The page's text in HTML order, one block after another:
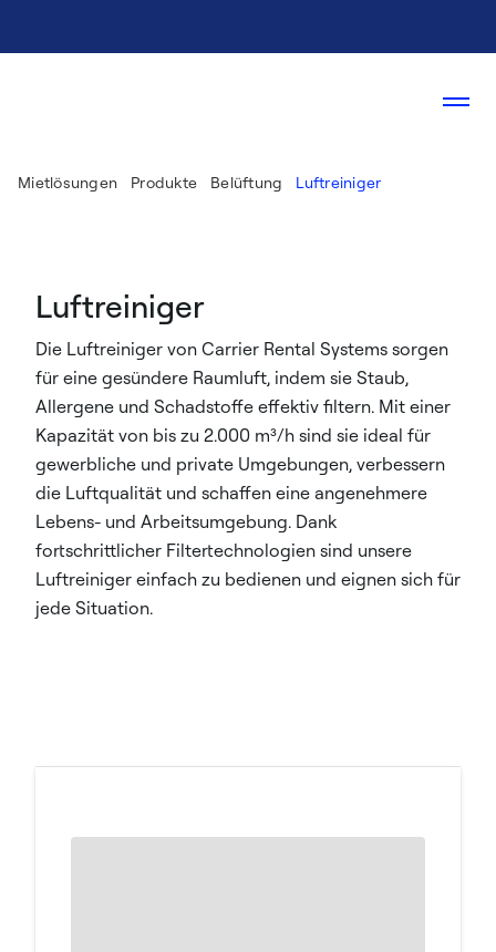
Mietlösungen Produkte Belüftung Luftreiniger
Luftreiniger
Die Luftreiniger von Carrier Rental Systems sorgen
für eine gesündere Raumluft, indem sie Staub,
Allergene und Schadstoffe effektiv filtern. Mit einer
Kapazität von bis zu 2.000 m³/h sind sie ideal für
gewerbliche und private Umgebungen, verbessern
die Luftqualität und schaffen eine angenehmere
Lebens- und Arbeitsumgebung. Dank
fortschrittlicher Filtertechnologien sind unsere
Luftreiniger einfach zu bedienen und eignen sich für
jede Situation.